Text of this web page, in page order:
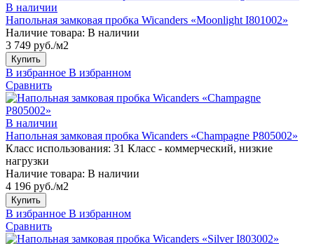
В наличии
Напольная замковая пробка Wicanders «Moonlight I801002»
Наличие товара: В наличии
3 749 руб./м2
Купить
В избранное В избранном
Сравнить
В наличии
Напольная замковая пробка Wicanders «Champagne P805002»
Класс использования: 31 Класс - коммерческий, низкие
нагрузки
Наличие товара: В наличии
4 196 руб./м2
Купить
В избранное В избранном
Сравнить